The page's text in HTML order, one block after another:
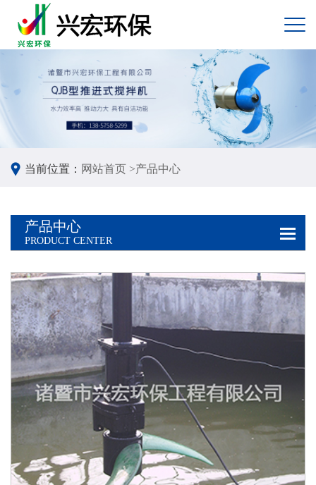
当前位置： 网站首页 >产品中心
产品中心
PRODUCT CENTER